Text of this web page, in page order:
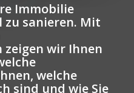
Immobilie
zu sanieren. Mit
wir Ihnen
welche
sind und wie Sie